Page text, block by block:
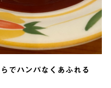
でハンパなくあふれる